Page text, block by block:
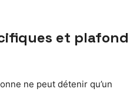
et plafond
ne peut détenir qu’un